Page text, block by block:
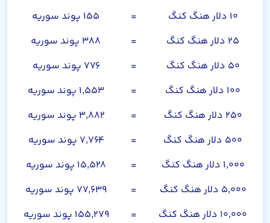
۱۰ دلار هنگ کنگ
=
۱۵۵ پوند سوریه
۲۵ دلار هنگ کنگ
=
۳۸۸ پوند سوریه
۵۰ دلار هنگ کنگ
=
۷۷۶ پوند سوریه
۱۰۰ دلار هنگ کنگ
=
۱,۵۵۳ پوند سوریه
۲۵۰ دلار هنگ کنگ
=
۳,۸۸۲ پوند سوریه
۵۰۰ دلار هنگ کنگ
=
۷,۷۶۴ پوند سوریه
۱,۰۰۰ دلار هنگ کنگ
=
۱۵,۵۲۸ پوند سوریه
۵,۰۰۰ دلار هنگ کنگ
=
۷۷,۶۳۹ پوند سوریه
۱۰,۰۰۰ دلار هنگ کنگ
= ۱۵۵,۲۷۹ پوند سوریه